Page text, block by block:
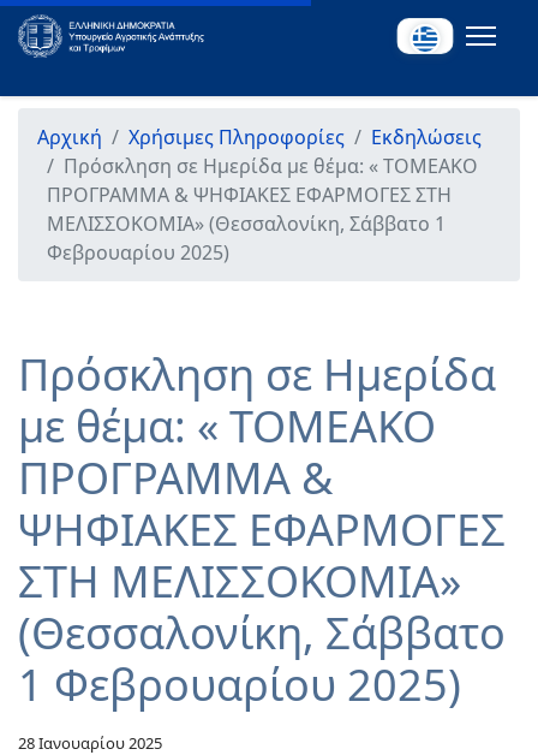
Αρχική Χρήσιμες Πληροφορίες
Εκδηλώσεις
Πρόσκληση σε Ημερίδα με θέμα: « ΤΟΜΕΑΚΟ
ΠΡΟΓΡΑΜΜΑ & ΨΗΦΙΑΚΕΣ ΕΦΑΡΜΟΓΕΣ ΣΤΗ
ΜΕΛΙΣΣΟΚΟΜΙΑ» (Θεσσαλονίκη, Σάββατο 1
Φεβρουαρίου 2025)
Πρόσκληση σε Ημερίδα
με θέμα: « ΤΟΜΕΑΚΟ
ΠΡΟΓΡΑΜΜΑ &
ΨΗΦΙΑΚΕΣ ΕΦΑΡΜΟΓΕΣ
ΣΤΗ ΜΕΛΙΣΣΟΚΟΜΙΑ»
(Θεσσαλονίκη, Σάββατο
1 Φεβρουαρίου 2025)
28 Ιανουαρίου 2025